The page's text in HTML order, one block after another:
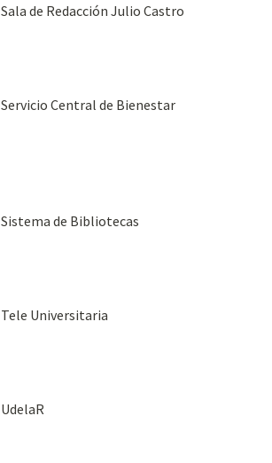
Sala de Redacción Julio Castro
Servicio Central de Bienestar
Sistema de Bibliotecas
Tele Universitaria
UdelaR